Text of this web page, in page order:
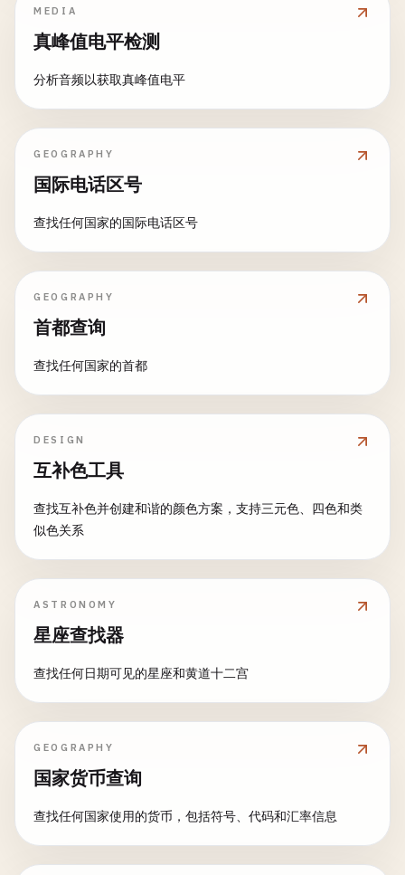
MEDIA
真峰值电平检测
分析音频以获取真峰值电平
GEOGRAPHY
国际电话区号
查找任何国家的国际电话区号
GEOGRAPHY
首都查询
查找任何国家的首都
DESIGN
互补色工具
查找互补色并创建和谐的颜色方案，支持三元色、四色和类
似色关系
ASTRONOMY
星座查找器
查找任何日期可见的星座和黄道十二宫
GEOGRAPHY
国家货币查询
查找任何国家使用的货币，包括符号、代码和汇率信息